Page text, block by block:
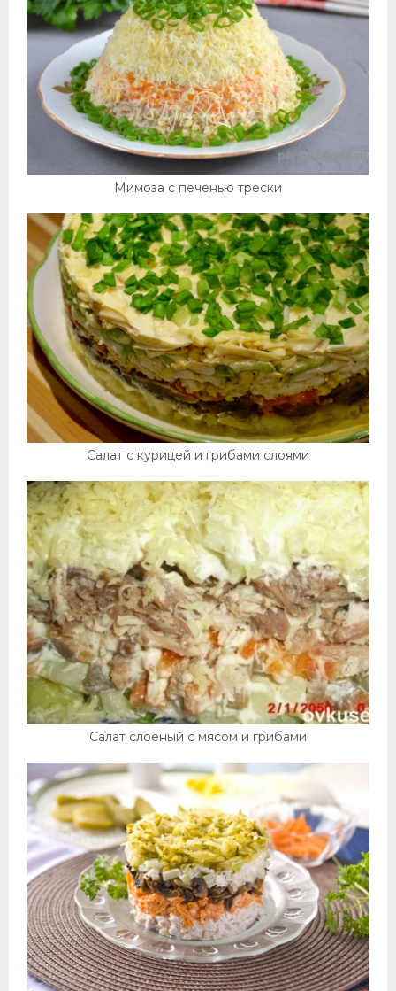
Мимоза с печенью трески
Салат с курицей и грибами слоями
Салат слоеный с мясом и грибами